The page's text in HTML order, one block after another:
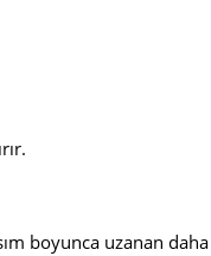
boyunca uzanan